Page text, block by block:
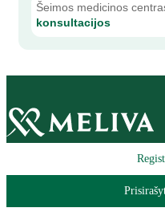
Šeimos medicinos
konsultacijos